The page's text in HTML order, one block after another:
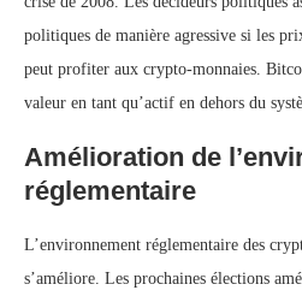
politiques de manière agressive si les
peut profiter aux crypto-monnaies.
valeur en tant qu’actif en dehors du
Amélioration de
réglementaire
L’environnement réglementaire des
s’améliore. Les prochaines élections